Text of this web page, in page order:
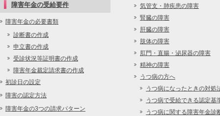
障害年金の受給要件
障害年金の必要書類
診断書の作成
申立書の作成
受診状況等証明書の作成
障害年金裁定請求書の作成
初診日の設定
障害の認定方法
障害年金の3つの請求パターン
気管支・肺疾患の障害
腎臓の障害
肝臓の障害
肢体の障害
肛門・直腸・泌尿器の障害
精神の障害
うつ病の方へ
うつ病になったときの対処
うつ病で受給できる認定基
うつ病に関する障害年金診